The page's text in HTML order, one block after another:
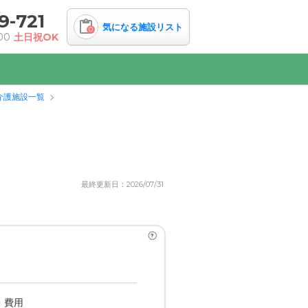
721
土日祝OK
0 気になる施設リスト
護施設一覧
最終更新日：2026/07/31
?
費用